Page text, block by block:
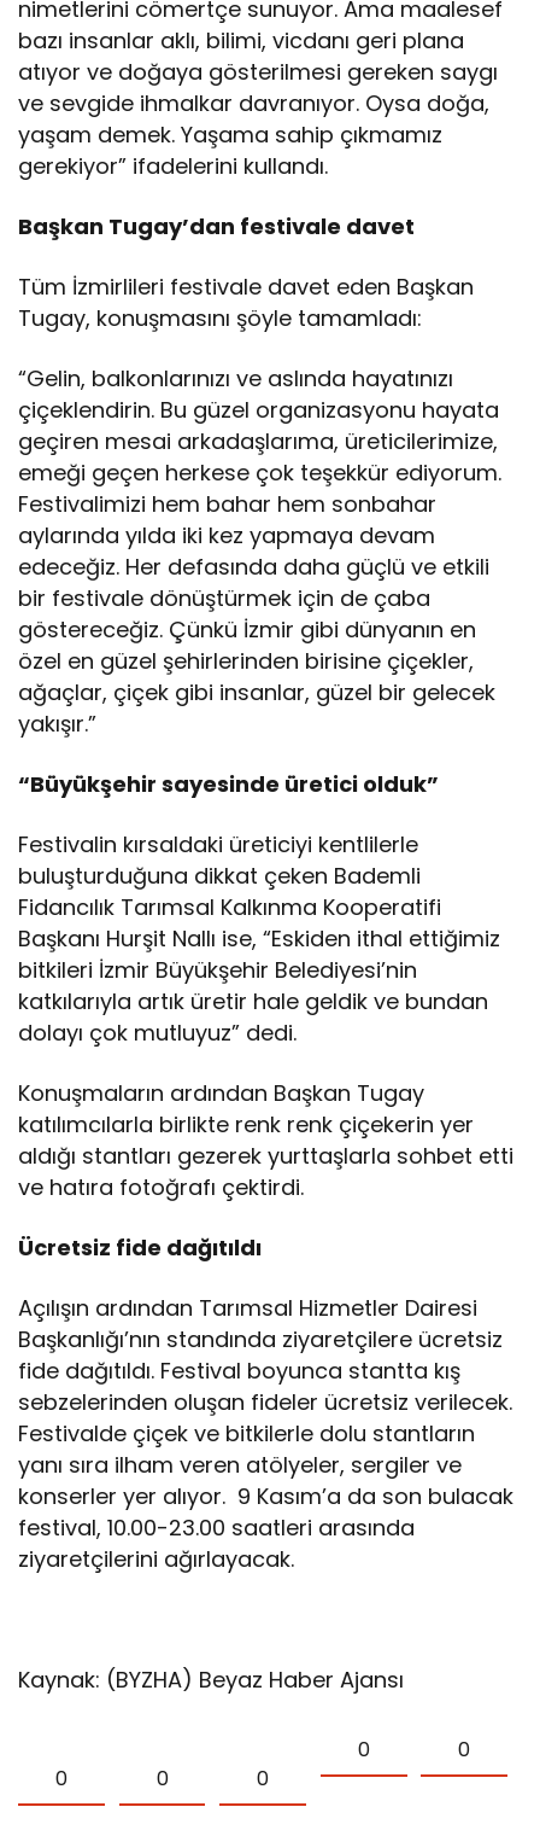
nimetlerini cömertçe sunuyor. Ama maalesef
bazı insanlar aklı, bilimi, vicdanı geri plana
atıyor ve doğaya gösterilmesi gereken saygı
ve sevgide ihmalkar davranıyor. Oysa doğa,
yaşam demek. Yaşama sahip çıkmamız
gerekiyor” ifadelerini kullandı.
Başkan Tugay’dan festivale davet
Tüm İzmirlileri festivale davet eden Başkan
Tugay, konuşmasını şöyle tamamladı:
“Gelin, balkonlarınızı ve aslında hayatınızı
çiçeklendirin. Bu güzel organizasyonu hayata
geçiren mesai arkadaşlarıma, üreticilerimize,
emeği geçen herkese çok teşekkür ediyorum.
Festivalimizi hem bahar hem sonbahar
aylarında yılda iki kez yapmaya devam
edeceğiz. Her defasında daha güçlü ve etkili
bir festivale dönüştürmek için de çaba
göstereceğiz. Çünkü İzmir gibi dünyanın en
özel en güzel şehirlerinden birisine çiçekler,
ağaçlar, çiçek gibi insanlar, güzel bir gelecek
yakışır.”
“Büyükşehir sayesinde üretici olduk”
Festivalin kırsaldaki üreticiyi kentlilerle
buluşturduğuna dikkat çeken Bademli
Fidancılık Tarımsal Kalkınma Kooperatifi
Başkanı Hurşit Nallı ise, “Eskiden ithal ettiğimiz
bitkileri İzmir Büyükşehir Belediyesi’nin
katkılarıyla artık üretir hale geldik ve bundan
dolayı çok mutluyuz” dedi.
Konuşmaların ardından Başkan Tugay
katılımcılarla birlikte renk renk çiçekerin yer
aldığı stantları gezerek yurttaşlarla sohbet etti
ve hatıra fotoğrafı çektirdi.
Ücretsiz fide dağıtıldı
Açılışın ardından Tarımsal Hizmetler Dairesi
Başkanlığı’nın standında ziyaretçilere ücretsiz
fide dağıtıldı. Festival boyunca stantta kış
sebzelerinden oluşan fideler ücretsiz verilecek.
Festivalde çiçek ve bitkilerle dolu stantların
yanı sıra ilham veren atölyeler, sergiler ve
konserler yer alıyor. 9 Kasım’a da son bulacak
festival, 10.00-23.00 saatleri arasında
ziyaretçilerini ağırlayacak.
Kaynak: (BYZHA) Beyaz Haber Ajansı
0 0 0
0 0